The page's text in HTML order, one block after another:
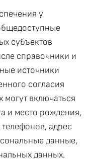
у
субъектов
справочники и
источники
согласия
включаться
и место рождения,
адрес
данные,
данных.